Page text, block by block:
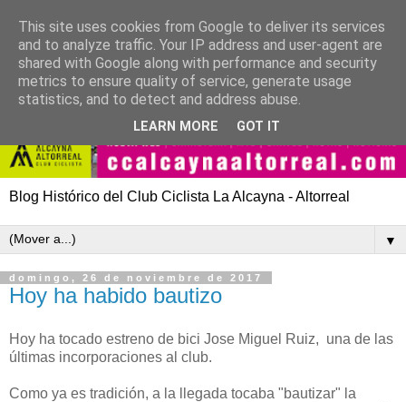
Blog Histórico del Club Ciclista La Alcayna - Altorreal
▼
domingo, 26 de noviembre de 2017
Hoy ha habido bautizo
Hoy ha tocado estreno de bici Jose Miguel Ruiz, una de las
últimas incorporaciones al club.
Como ya es tradición, a la llegada tocaba "bautizar" la
This site uses cookies from Google to deliver its services
and to analyze traffic. Your IP address and user-agent are
shared with Google along with performance and security
metrics to ensure quality of service, generate usage
statistics, and to detect and address abuse.
LEARN MORE GOT IT